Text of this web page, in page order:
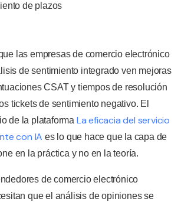
de plazos
las empresas de comercio electrónico
de sentimiento integrado ven mejoras
CSAT y tiempos de resolución
tickets de sentimiento negativo. El
de la plataforma La eficacia del servicio
con IA es lo que hace que la capa de
en la práctica y no en la teoría.
de comercio electrónico
que el análisis de opiniones se